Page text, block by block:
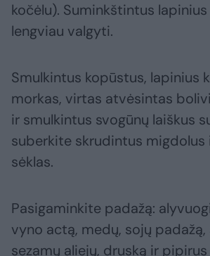
kočėlu). Suminkštintus
lengviau valgyti.
Smulkintus kopūstus, lapinius
morkas, virtas atvėsintas
ir smulkintus svogūnų laiškus
suberkite skrudintus migdolus
sėklas.
Pasigaminkite padažą:
vyno actą, medų, sojų
sezamų aliejų, druską ir